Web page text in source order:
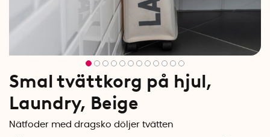
Smal tvättkorg på hjul,
Laundry, Beige
Nätfoder med dragsko döljer tvätten